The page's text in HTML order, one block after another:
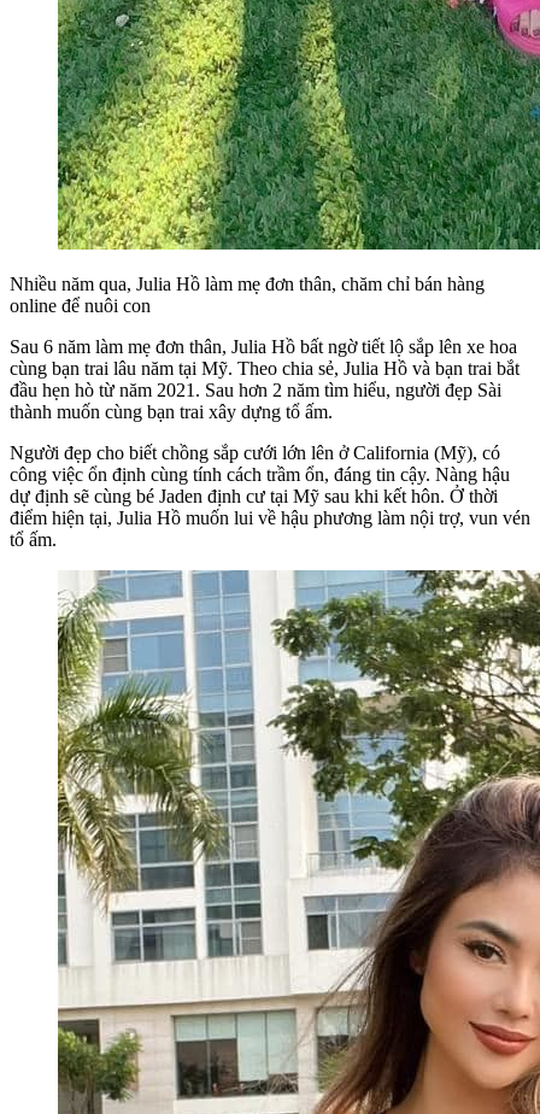
Nhiều năm qua, Julia Hồ làm mẹ đơn thân, chăm chỉ bán hàng
online để nuôi con
Sau 6 năm làm mẹ đơn thân, Julia Hồ bất ngờ tiết lộ sắp lên xe hoa
cùng bạn trai lâu năm tại Mỹ. Theo chia sẻ, Julia Hồ và bạn trai bắt
đầu hẹn hò từ năm 2021. Sau hơn 2 năm tìm hiểu, người đẹp Sài
thành muốn cùng bạn trai xây dựng tổ ấm.
Người đẹp cho biết chồng sắp cưới lớn lên ở California (Mỹ), có
công việc ổn định cùng tính cách trầm ổn, đáng tin cậy. Nàng hậu
dự định sẽ cùng bé Jaden định cư tại Mỹ sau khi kết hôn. Ở thời
điểm hiện tại, Julia Hồ muốn lui về hậu phương làm nội trợ, vun vén
tổ ấm.